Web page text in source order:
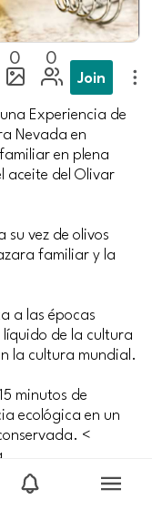
0 0
Join
Experiencia de
Nevada en
en plena
aceite del Olivar
vez de olivos
familiar y la
a las épocas
líquido de la cultura
la cultura mundial.
minutos de
ecológica en un
<
la